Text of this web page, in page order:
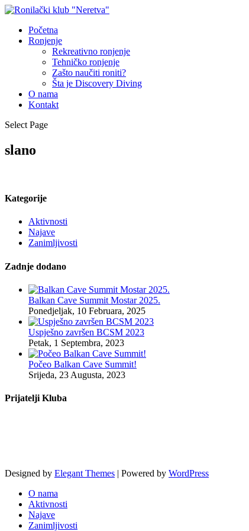
Početna
Ronjenje
Rekreativno ronjenje
Tehničko ronjenje
Zašto naučiti roniti?
Šta je Discovery Diving
O nama
Kontakt
Select Page
slano
Kategorije
Aktivnosti
Najave
Zanimljivosti
Zadnje dodano
Balkan Cave Summit Mostar 2025.
Ponedjeljak, 10 Februara, 2025
Uspješno završen BCSM 2023
Petak, 1 Septembra, 2023
Počeo Balkan Cave Summit!
Srijeda, 23 Augusta, 2023
Prijatelji Kluba
Designed by Elegant Themes | Powered by WordPress
O nama
Aktivnosti
Najave
Zanimljivosti